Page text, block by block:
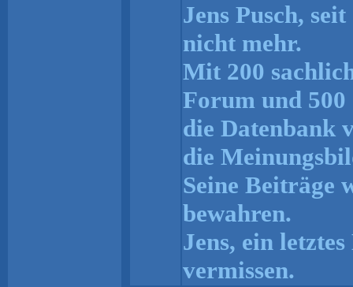
Jens Pusch,
nicht mehr.
Mit 200
Forum und
die Datenbank
die
Seine Beiträge
bewahren.
Jens, ein
vermissen.